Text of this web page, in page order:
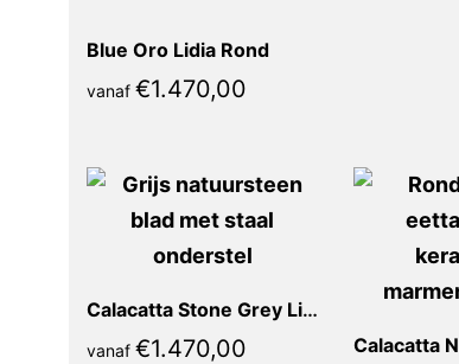
Blue Oro Lidia Rond
vanaf €1.470,00
Calacatta Stone Grey Lidia Rond
vanaf €1.470,00